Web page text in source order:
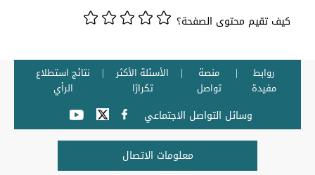
كيف تقيم محتوى الصفحة؟
روابط
مفيدة
منصة
تواصل
الأسئلة الأكثر
تكرارًا
نتائج استطلاع
الرأي
وسائل التواصل الاجتماعي
معلومات الاتصال